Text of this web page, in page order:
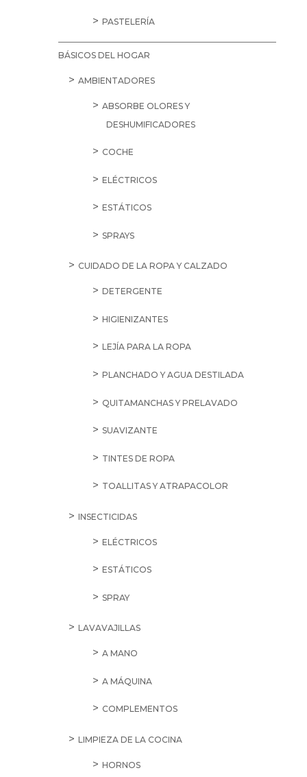
PASTELERÍA
BÁSICOS DEL HOGAR
AMBIENTADORES
ABSORBE OLORES Y
DESHUMIFICADORES
COCHE
ELÉCTRICOS
ESTÁTICOS
SPRAYS
CUIDADO DE LA ROPA Y CALZADO
DETERGENTE
HIGIENIZANTES
LEJÍA PARA LA ROPA
PLANCHADO Y AGUA DESTILADA
QUITAMANCHAS Y PRELAVADO
SUAVIZANTE
TINTES DE ROPA
TOALLITAS Y ATRAPACOLOR
INSECTICIDAS
ELÉCTRICOS
ESTÁTICOS
SPRAY
LAVAVAJILLAS
A MANO
A MÁQUINA
COMPLEMENTOS
LIMPIEZA DE LA COCINA
HORNOS